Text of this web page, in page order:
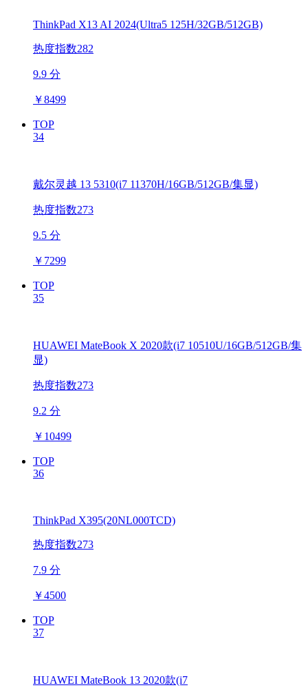
ThinkPad X13 AI 2024(Ultra5 125H/32GB/512GB)
热度指数282
9.9 分
￥8499
TOP
34
戴尔灵越 13 5310(i7 11370H/16GB/512GB/集显)
热度指数273
9.5 分
￥ 7299
TOP
35
HUAWEI MateBook X 2020款(i7 10510U/16GB/512GB/集
显)
热度指数273
9.2 分
￥ 10499
TOP
36
ThinkPad X395(20NL000TCD)
热度指数273
7.9 分
￥4500
TOP
37
HUAWEI MateBook 13 2020款(i7